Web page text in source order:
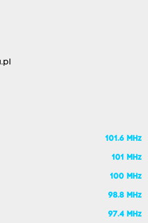
101.6 MHz
101 MHz
100 MHz
98.8 MHz
97.4 MHz